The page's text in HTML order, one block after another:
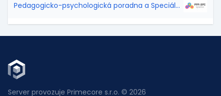
Pedagogicko-psychologická poradna a Speciálně pedagogické centrum Vysočina
Server provozuje Primecore s.r.o. © 2026